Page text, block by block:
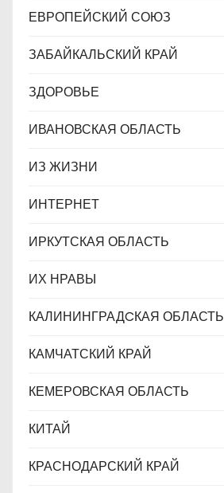
ЕВРОПЕЙСКИЙ СОЮЗ
ЗАБАЙКАЛЬСКИЙ КРАЙ
ЗДОРОВЬЕ
ИВАНОВСКАЯ ОБЛАСТЬ
ИЗ ЖИЗНИ
ИНТЕРНЕТ
ИРКУТСКАЯ ОБЛАСТЬ
ИХ НРАВЫ
КАЛИНИНГРАДCКАЯ ОБЛАСТЬ
КАМЧАТСКИЙ КРАЙ
КЕМЕРОВСКАЯ ОБЛАСТЬ
КИТАЙ
КРАСНОДАРСКИЙ КРАЙ